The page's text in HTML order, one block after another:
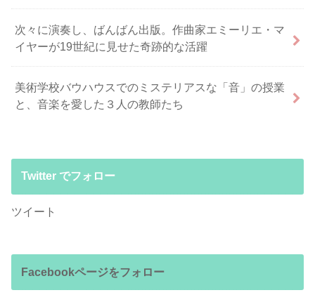
次々に演奏し、ばんばん出版。作曲家エミーリエ・マ
イヤーが19世紀に見せた奇跡的な活躍
美術学校バウハウスでのミステリアスな「音」の授業
と、音楽を愛した３人の教師たち
Twitter でフォロー
ツイート
Facebookページをフォロー